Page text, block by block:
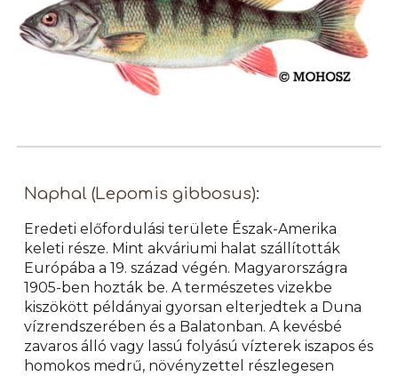
Naphal (Lepomis gibbosus):
Eredeti előfordulási területe Észak-Amerika
keleti része. Mint akváriumi halat szállították
Európába a 19. század végén. Magyarországra
1905-ben hozták be. A természetes vizekbe
kiszökött példányai gyorsan elterjedtek a Duna
vízrendszerében és a Balatonban. A kevésbé
zavaros álló vagy lassú folyású vízterek iszapos és
homokos medrű, növényzettel részlegesen